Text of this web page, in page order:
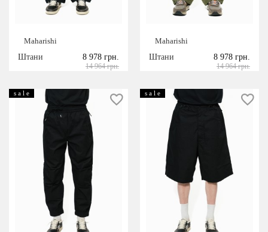
Maharishi
Штани
8 978 грн.
14 964 грн.
Maharishi
Штани
8 978 грн.
14 964 грн.
s a l e s a l e